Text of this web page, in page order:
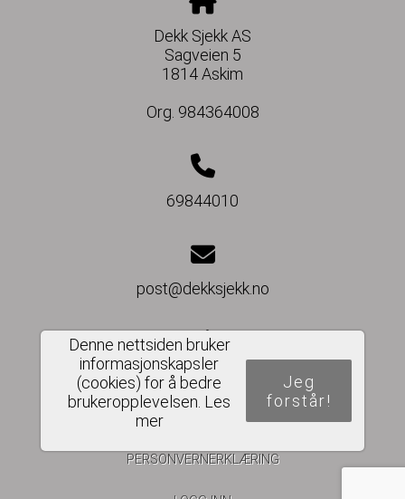
Dekk Sjekk AS
Sagveien 5
1814 Askim
Org. 984364008
69844010
post@dekksjekk.no
Del nettside
Denne nettsiden bruker
informasjonskapsler
(cookies) for å bedre
brukeropplevelsen. Les
mer
Jeg
forstår!
PERSONVERNERKLÆRING